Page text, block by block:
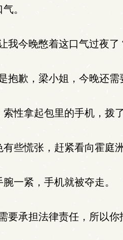
。
我今晚憋着这口气过夜
抱歉，梁小姐，今晚还
性拿起包里的手机，拨了
些慌张，赶紧看向霍庭洲
一紧，手机就被夺走。
要承担法律责任，所以